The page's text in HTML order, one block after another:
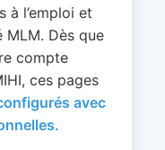
à l’emploi et
Dès que
compte
ces pages
avec